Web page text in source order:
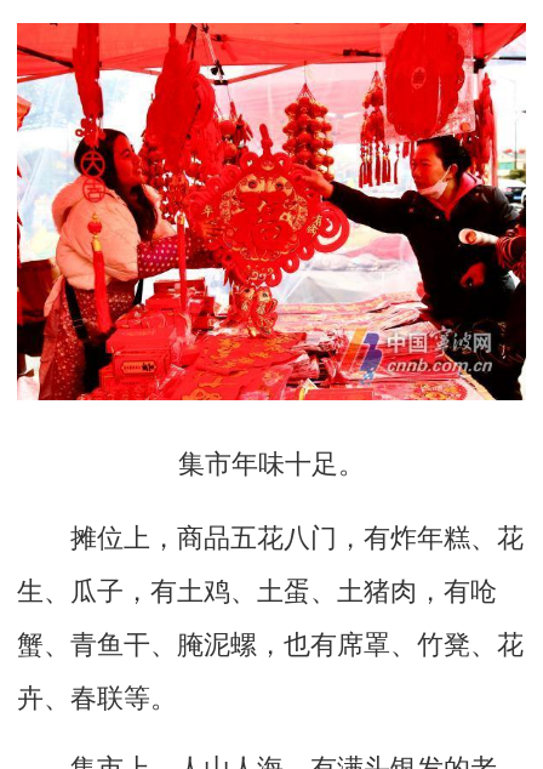
集市年味十足。
摊位上，商品五花八门，有炸年糕、花
生、瓜子，有土鸡、土蛋、土猪肉，有呛
蟹、青鱼干、腌泥螺，也有席罩、竹凳、花
卉、春联等。